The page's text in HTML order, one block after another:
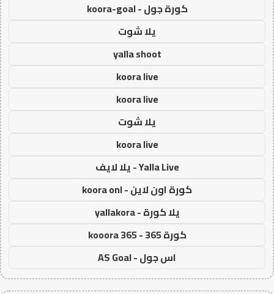
كورة جول - koora-goal
يلا شوت
yalla shoot
koora live
koora live
يلا شوت
koora live
Yalla Live - يلا لايف
كورة اون لاين - koora onl
يلا كورة - yallakora
كورة 365 - kooora 365
اس جول - AS Goal